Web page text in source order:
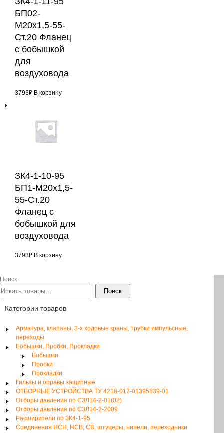
БП02-
М20х1,5-55-
Ст.20 Фланец
с бобышкой
для
воздуховода
3793₽ В корзину
ЗК4-1-10-95
БП1-М20х1,5-
55-Ст.20
Фланец с
бобышкой для
воздуховода
3793₽ В корзину
Поиск
Поиск
Категории товаров
Арматура, клапаны, 3-х ходовые краны, трубки импульсные,
переходы
Бобышки, Пробки, Прокладки
Бобышки
Пробки
Прокладки
Гильзы и оправы защитные
ОТБОРНЫЕ УСТРОЙСТВА ТУ 4218-017-01395839-01
Отборы давления по СЗЛ14-2-01(02)
Отборы давления по СЗЛ14-2-2009
Расширители по ЗК4-1-95
Соединения НСН, НСВ, СВ, штуцеры, нипели, переходники